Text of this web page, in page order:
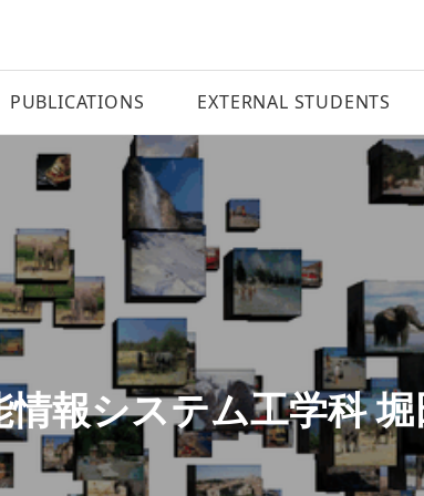
PUBLICATIONS EXTERNAL STUDENTS
報システム工学科